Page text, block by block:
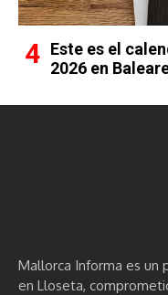
Este es el
2026 en
Mallorca Informa es un
en Lloseta,